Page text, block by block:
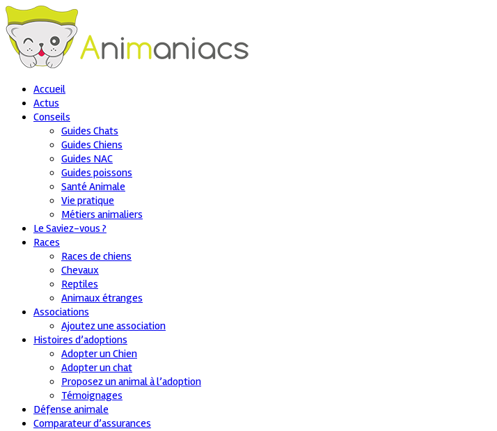
Accueil
Actus
Conseils
Guides Chats
Guides Chiens
Guides NAC
Guides poissons
Santé Animale
Vie pratique
Métiers animaliers
Le Saviez-vous ?
Races
Races de chiens
Chevaux
Reptiles
Animaux étranges
Associations
Ajoutez une association
Histoires d’adoptions
Adopter un Chien
Adopter un chat
Proposez un animal à l’adoption
Témoignages
Défense animale
Comparateur d’assurances